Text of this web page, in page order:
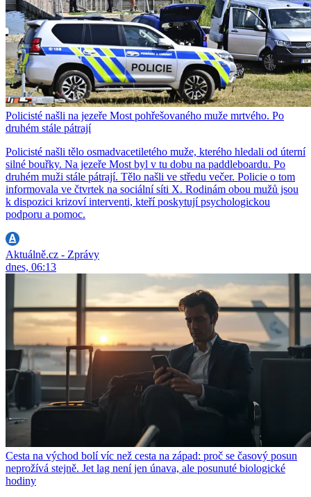
Policisté našli na jezeře Most pohřešovaného muže mrtvého. Po
druhém stále pátrají
Policisté našli tělo osmadvacetiletého muže, kterého hledali od úterní
silné bouřky. Na jezeře Most byl v tu dobu na paddleboardu. Po
druhém muži stále pátrají. Tělo našli ve středu večer. Policie o tom
informovala ve čtvrtek na sociální síti X. Rodinám obou mužů jsou
k dispozici krizoví interventi, kteří poskytují psychologickou
podporu a pomoc.
Aktuálně.cz - Zprávy
dnes, 06:13
Cesta na východ bolí víc než cesta na západ: proč se časový posun
neprožívá stejně. Jet lag není jen únava, ale posunuté biologické
hodiny